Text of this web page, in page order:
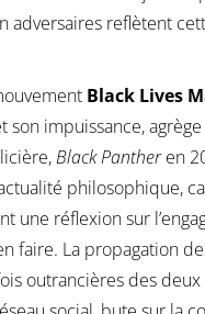
adversaires reflètent
Black Lives
son impuissance,
Black Pantheren
philosophique,
une réflexion sur
faire. La propagation
outrancières des